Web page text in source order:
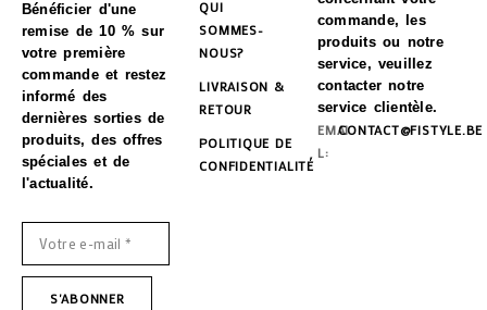
Bénéficier d'une
remise de 10 % sur
votre première
commande et restez
informé des
dernières sorties de
produits, des offres
spéciales et de
l'actualité.
QUI
SOMMES-
NOUS?
LIVRAISON &
RETOUR
POLITIQUE DE
CONFIDENTIALITÉ
commande, les
produits ou notre
service, veuillez
contacter notre
service clientèle.
EMAI
L:
CONTACT@FISTYLE.BE